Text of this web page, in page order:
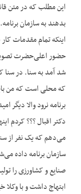
این مطلب که در متن
بدهند به سازمان
اینکه تمام مقدمات
حضور اعلی‌حضرت
شد آمد به سنا. در سنا
که محلی است که من
برنامه نرود والا دیگر
دکتر اقبال ؟؟؟ کردم
می‌دهم که یک نفر از
سازمان برنامه داده
صنایع و کشاورزی را
ابتهاج داشت و با